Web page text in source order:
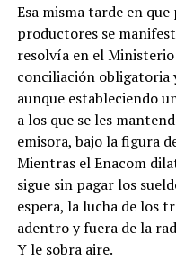
Esa misma tarde en
productores se
resolvía en el
conciliación obligatoria
aunque estableciendo
a los que se les
emisora, bajo la figura
Mientras el Enacom
sigue sin pagar los
espera, la lucha de los
adentro y fuera de la
Y le sobra aire.